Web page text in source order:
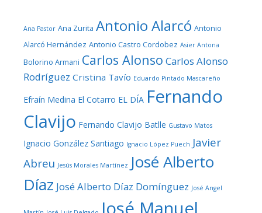
Ana Pastor Ana Zurita Antonio Alarcó Antonio
Alarcó Hernández Antonio Castro Cordobez Asier Antona
Bolorino Armani Carlos Alonso Carlos Alonso
Rodríguez Cristina Tavío Eduardo Pintado Mascareño
Efraín Medina El Cotarro EL DÍA Fernando
Clavijo Fernando Clavijo Batlle Gustavo Matos
Ignacio González Santiago Ignacio López Puech Javier
Abreu Jesús Morales Martínez José Alberto
Díaz José Alberto Díaz Domínguez José Angel